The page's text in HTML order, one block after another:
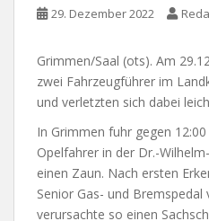
29. Dezember 2022
Grimmen/Saal (ots). Am
zwei Fahrzeugführer im
und verletzten sich dabei
In Grimmen fuhr gegen
Opelfahrer in der Dr.-
einen Zaun. Nach ersten
Senior Gas- und
verursachte so einen